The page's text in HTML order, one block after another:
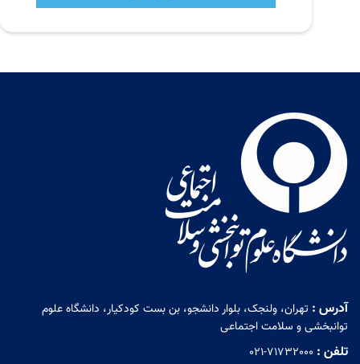
آدرس :تهران، ولنجک، بلوار دانشجو، بن بست کودکیار، دانشگاه علوم
توانبخشی و سلامت اجتماعی
تلفن :021-71732000